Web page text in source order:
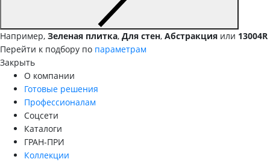
Например, Зеленая плитка, Для стен, Абстракция или 13004R
Перейти к подбору по параметрам
Закрыть
О компании
Готовые решения
Профессионалам
Соцсети
Каталоги
ГРАН-ПРИ
Коллекции